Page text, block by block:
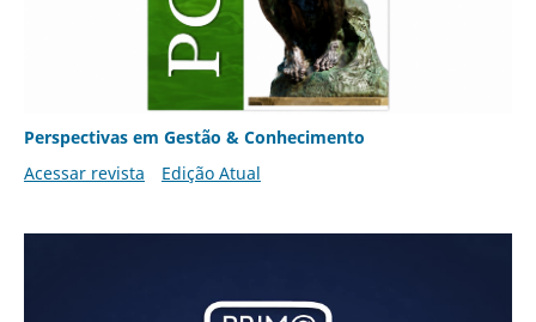
Perspectivas em Gestão & Conhecimento
Acessar revista
Edição Atual